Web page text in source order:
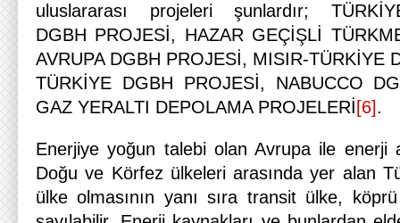
uluslararası projeleri şunlardır;
DGBH PROJESİ, HAZAR GEÇİŞLİ
AVRUPA DGBH PROJESİ, MISIR-TÜRKİYE
TÜRKİYE DGBH PROJESİ, NABUCCO
GAZ YERALTI DEPOLAMA PROJELERİ [6].
Enerjiye yoğun talebi olan Avrupa ile enerji
Doğu ve Körfez ülkeleri arasında yer alan
ülke olmasının yanı sıra transit ülke,